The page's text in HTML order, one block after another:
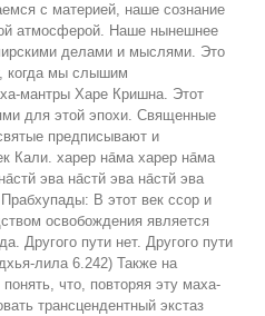
с материей, наше сознание
атмосферой. Наше нынешнее
делами и мыслями. Это
когда мы слышим
мантры Харе Кришна. Этот
для этой эпохи. Священные
предписывают и
Кали. харер на̄ма харер на̄ма
эва на̄стй эва на̄стй эва
В этот век ссор и
освобождения является
Другого пути нет. Другого пути
лила 6.242) Также на
что, повторяя эту маха-
трансцендентный экстаз